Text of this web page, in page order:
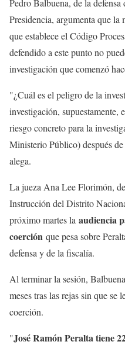
Presidencia, argumenta que
que establece el Código
defendido a este punto no
investigación que comenzó
"¿Cuál es el peligro de la
investigación, supuestamente,
riesgo concreto para la
Ministerio Público) después de
alega.
La jueza Ana Lee Florimón,
Instrucción del Distrito
próximo martes la audiencia
coerción que pesa sobre
defensa y de la fiscalía.
Al terminar la sesión,
meses tras las rejas sin que se
coerción.
"José Ramón Peralta tiene